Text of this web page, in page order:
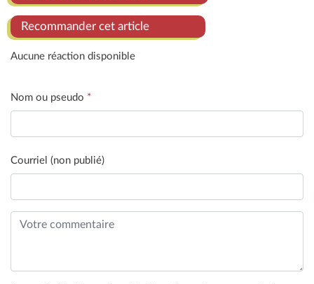
Recommander cet article
Aucune réaction disponible
Nom ou pseudo *
Courriel (non publié)